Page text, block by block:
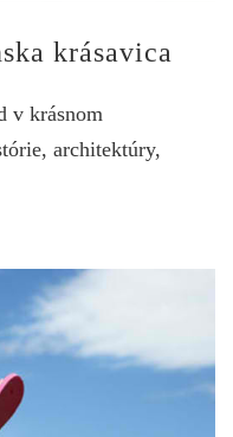
krásavica
v krásnom
architektúry,